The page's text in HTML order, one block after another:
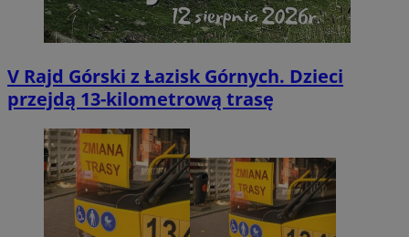
V Rajd Górski z Łazisk Górnych. Dzieci
przejdą 13-kilometrową trasę